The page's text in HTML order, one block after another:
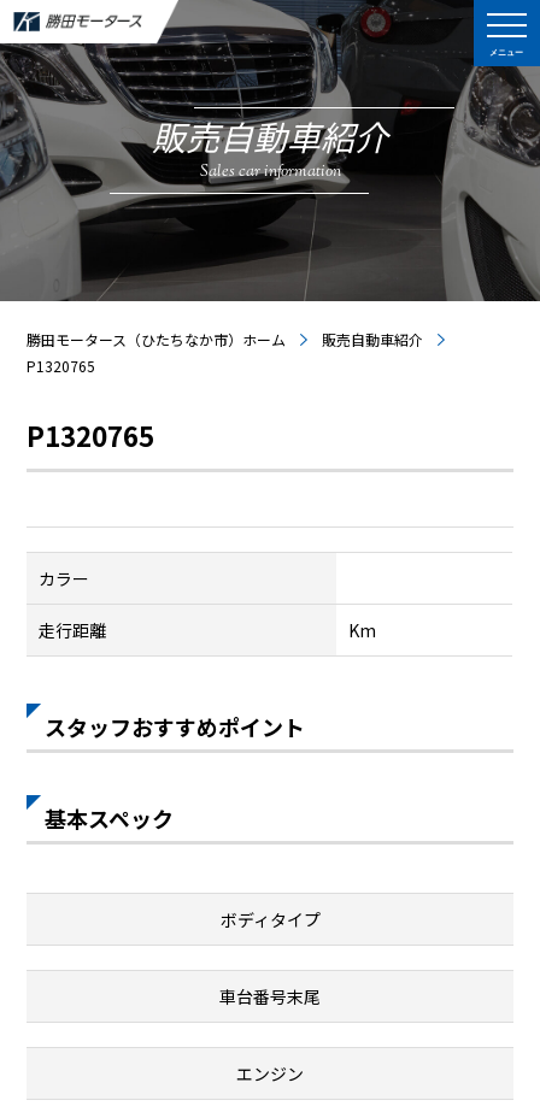
メニュー
販売自動車紹介
Sales car information
勝田モータース（ひたちなか市）ホーム
販売自動車紹介
P1320765
P1320765
カラー
走行距離 Km
スタッフおすすめポイント
基本スペック
ボディタイプ
車台番号末尾
エンジン